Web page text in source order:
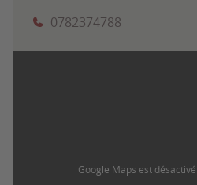
0782374788
Google Maps est désactivé.